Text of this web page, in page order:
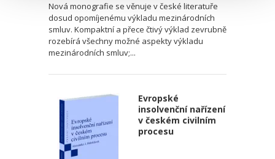
Nová monografie se věnuje v české literatuře
dosud opomíjenému výkladu mezinárodních
smluv. Kompaktní a přece čtivý výklad zevrubně
rozebírá všechny možné aspekty výkladu
mezinárodních smluv;...
Evropské
insolvenční nařízení
v českém civilním
procesu